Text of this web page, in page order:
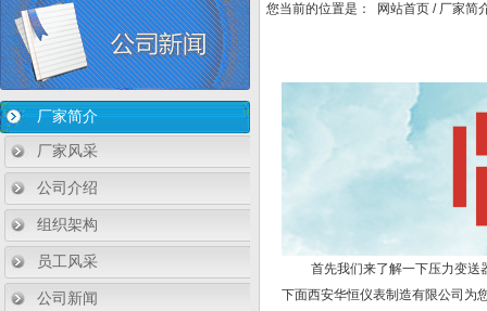
厂家简介
厂家风采
公司介绍
组织架构
员工风采
公司新闻
您当前的位置是： 网站首页 / 厂家简
首先我们来了解一下压力变送器
下面西安华恒仪表制造有限公司为